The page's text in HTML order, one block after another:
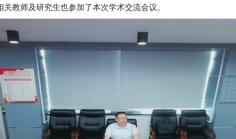
教师及研究生也参加了本次学术交流会议。